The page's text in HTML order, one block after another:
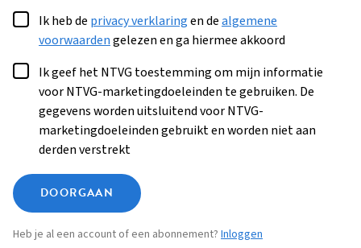
Ik heb de privacy verklaringen dealgemene
voorwaardengelezen en ga hiermee akkoord
Ik geef het NTVG toestemming om mijn informatie
voor NTVG-marketingdoeleinden te gebruiken. De
gegevens worden uitsluitend voor NTVG-
marketingdoeleinden gebruikt en worden niet aan
derden verstrekt
DOORGAAN
Heb je al een account of een abonnement? Inloggen